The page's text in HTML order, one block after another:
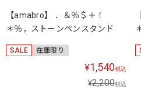
【amabro】 ．＆％＄＋！
＊％，ストーンペンスタンド
SALE 在庫限り
¥1,540税込
¥2,200税込